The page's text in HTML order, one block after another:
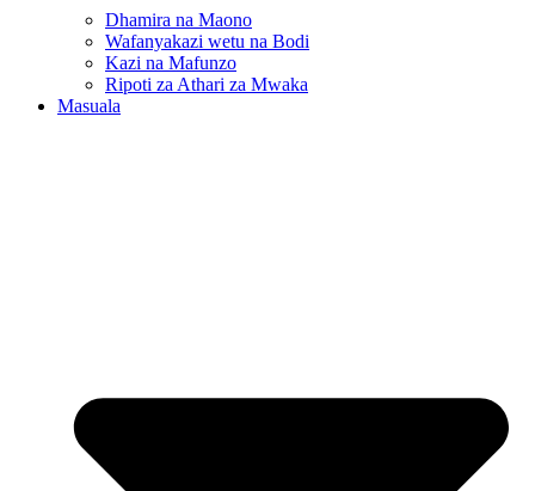
Dhamira na Maono
Wafanyakazi wetu na Bodi
Kazi na Mafunzo
Ripoti za Athari za Mwaka
Masuala